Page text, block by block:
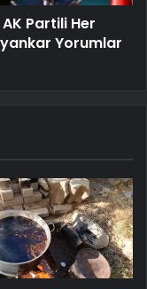
Partili Her
Yorumlar